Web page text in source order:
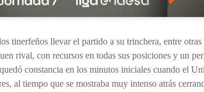
tinerfeños llevar el partido a su trinchera, entre otras
rival, con recursos en todas sus posiciones y un
constancia en los minutos iniciales cuando el
al tiempo que se mostraba muy intenso atrás